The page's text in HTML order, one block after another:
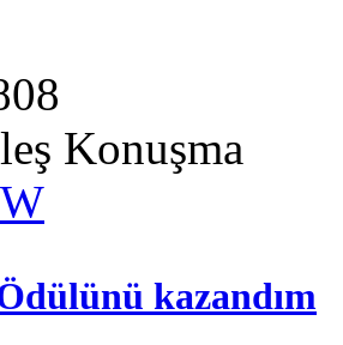
Konuşma
kazandım